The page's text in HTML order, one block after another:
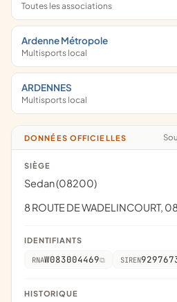
Toutes les associations
Ardenne Métropole
Multisports local
ARDENNES
Multisports local
DONNÉES OFFICIELLES
SIÈGE
Sedan (08200)
8 ROUTE DE WADELINCOURT,
IDENTIFIANTS
RNAW083004469 SIREN
HISTORIQUE